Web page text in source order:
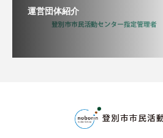
運営団体紹介